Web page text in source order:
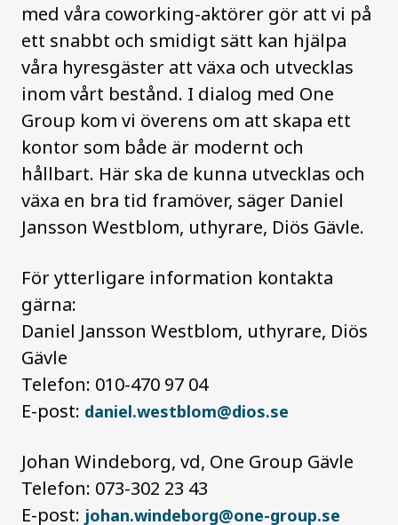
med våra coworking-aktörer gör att vi på
ett snabbt och smidigt sätt kan hjälpa
våra hyresgäster att växa och utvecklas
inom vårt bestånd. I dialog med One
Group kom vi överens om att skapa ett
kontor som både är modernt och
hållbart. Här ska de kunna utvecklas och
växa en bra tid framöver, säger Daniel
Jansson Westblom, uthyrare, Diös Gävle.
För ytterligare information kontakta
gärna:
Daniel Jansson Westblom, uthyrare, Diös
Gävle
Telefon: 010-470 97 04
E-post: daniel.westblom@dios.se
Johan Windeborg, vd, One Group Gävle
Telefon: 073-302 23 43
E-post: johan.windeborg@one-group.se